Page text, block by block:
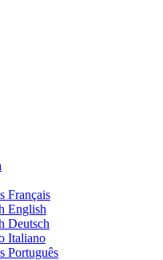
Français
English
Deutsch
Italiano
Português